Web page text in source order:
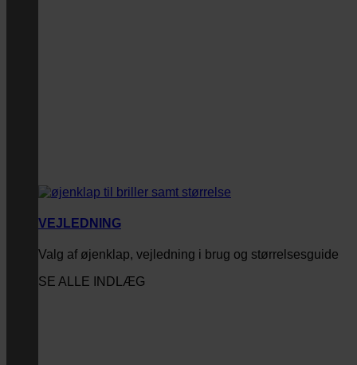
VEJLEDNING
Valg af øjenklap, vejledning i brug og størrelsesguide
SE ALLE INDLÆG